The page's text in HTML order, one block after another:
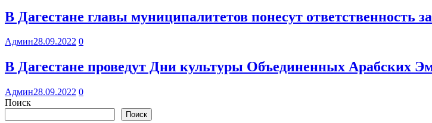
В Дагестане главы муниципалитетов понесут ответственность
Админ28.09.2022 0
В Дагестане проведут Дни культуры Объединенных Арабских
Админ28.09.2022 0
Поиск
Поиск